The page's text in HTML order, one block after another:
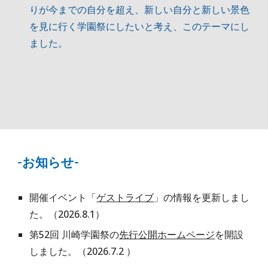
りが今までの自分を超え、新しい自分と新しい景色
を見に行く学園祭にしたいと考え、このテーマにし
ました。
-お知らせ-
開催イベント「ゲストライブ 」の情報を更新しまし
た。（2026.8.1）
第52回 川崎学園祭の先行公開ホームページを開設
しました。（2026.7.2 ）